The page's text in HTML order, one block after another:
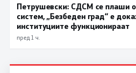
Петрушевски: СДСМ се плаши
систем, „Безбеден град“ е
институциите функционираат
пред 1 ч.